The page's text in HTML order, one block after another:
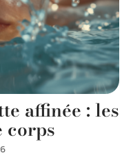
affinée : les
corps